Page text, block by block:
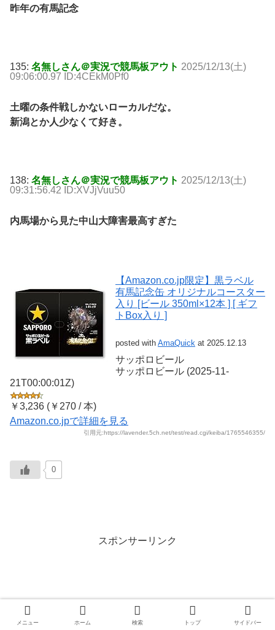
昨年の有馬記念
135: 名無しさん＠実況で競馬板アウト 2025/12/13(土)
09:06:00.97 ID:4CEkM0Pf0
土曜の条件戦しかないローカルだな。
新潟とか人少なくて好き。
138: 名無しさん＠実況で競馬板アウト 2025/12/13(土)
09:31:56.42 ID:XVJjVuu50
内馬場から見た中山大障害最高すぎた
【Amazon.co.jp限定】黒ラベル
有馬記念缶 オリジナルコースター
入り [ビール 350ml×12本 ] [ ギフ
トBox入り ]
posted with AmaQuick at 2025.12.13
サッポロビール
サッポロビール (2025-11-
21T00:00:01Z)
￥3,236 (￥270 / 本)
Amazon.co.jpで詳細を見る
引用元:https://lavender.5ch.net/test/read.cgi/keiba/1765546355/
0
スポンサーリンク
メニュー ホーム 検索 トップ サイドバー